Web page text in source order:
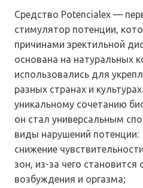
Средство Potencialex —
стимулятор потенции,
причинами эректильной
основана на натуральных
использовались для
разных странах и
уникальному сочетанию
он стал универсальным
виды нарушений потенции:
снижение
зон, из-за чего
возбуждения и оргазма;